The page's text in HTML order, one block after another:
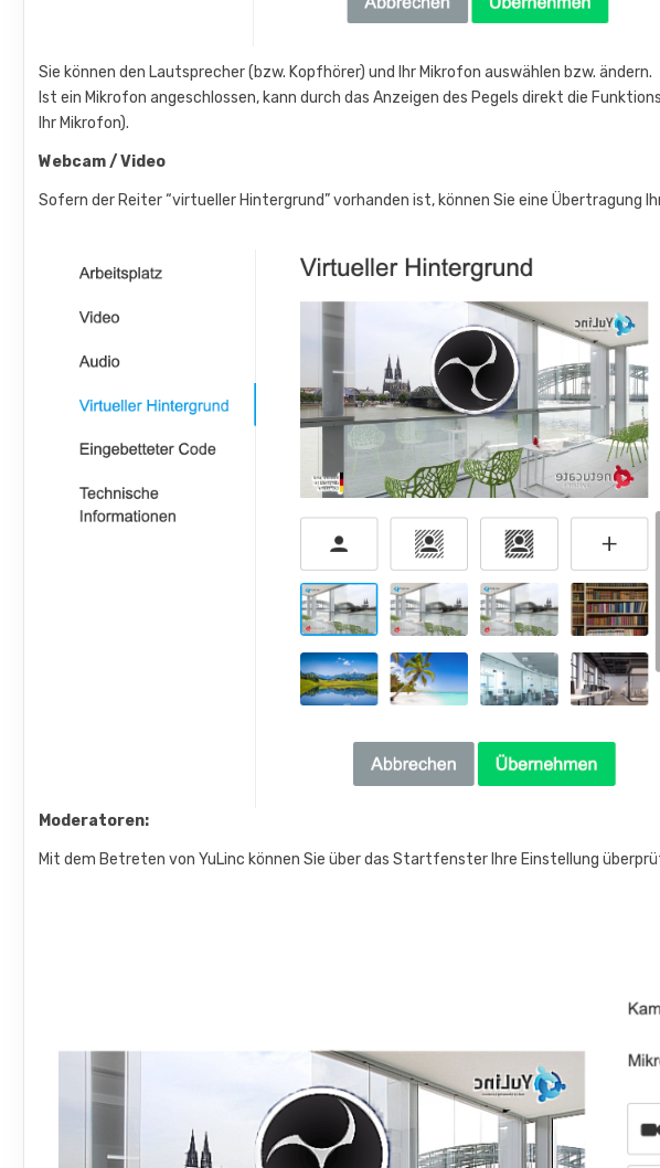
Sie können den Lautsprecher (bzw. Kopfhörer) und Ihr Mikrofon auswählen bzw. ändern.
Ist ein Mikrofon angeschlossen, kann durch das Anzeigen des Pegels direkt die
Ihr Mikrofon).
Webcam / Video
Sofern der Reiter “virtueller Hintergrund” vorhanden ist, können Sie eine Übertragung
Moderatoren:
Mit dem Betreten von YuLinc können Sie über das Startfenster Ihre Einstellung